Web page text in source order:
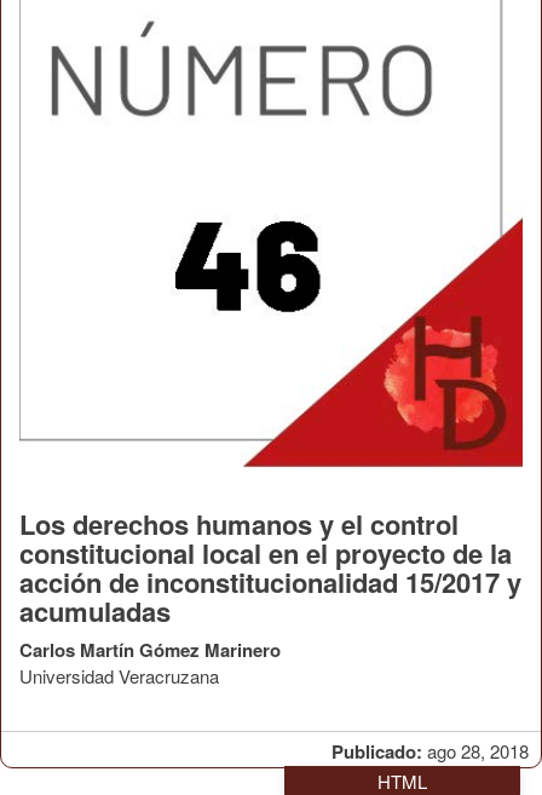
Publicado: ago 28, 2018
Los derechos humanos y el control
constitucional local en el proyecto de la
acción de inconstitucionalidad 15/2017 y
acumuladas
Carlos Martín Gómez Marinero
Universidad Veracruzana
HTML